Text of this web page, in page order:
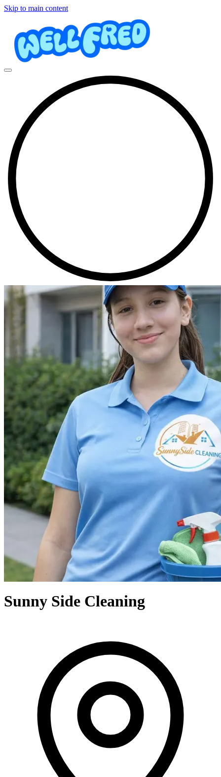
Skip to main content
Sunny Side Cleaning